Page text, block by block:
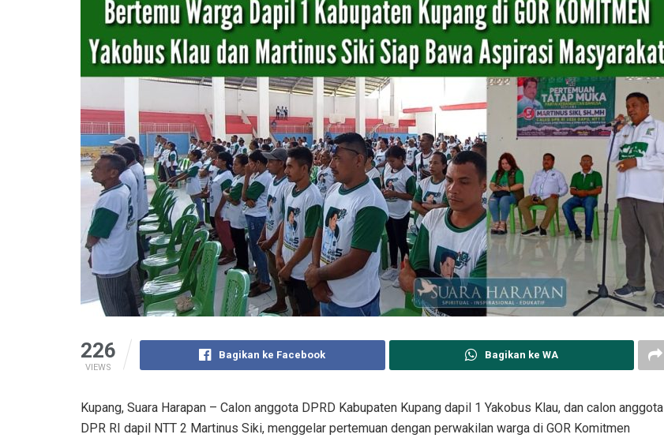
226
VIEWS
Bagikan ke Facebook Bagikan ke WA
Kupang, Suara Harapan – Calon anggota DPRD Kabupaten Kupang dapil 1 Yakobus Klau, dan calon anggota
DPR RI dapil NTT 2 Martinus Siki, menggelar pertemuan dengan perwakilan warga di GOR Komitmen